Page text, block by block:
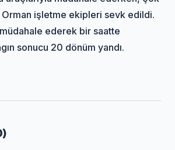
Orman işletme ekipleri sevk edildi.
ederek bir saatte
sonucu 20 dönüm yandı.
)